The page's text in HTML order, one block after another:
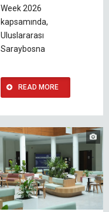
Week 2026
kapsamında,
Uluslararası
Saraybosna
READ MORE